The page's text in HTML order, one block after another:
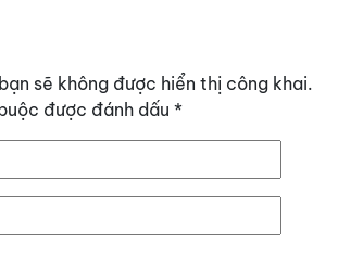
sẽ không được hiển thị công khai.
được đánh dấu *